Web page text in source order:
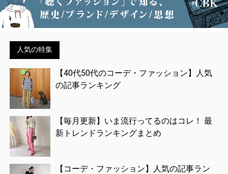
人気の特集
【40代50代のコーデ・ファッション】人気
の記事ランキング
【毎月更新】いま流行ってるのはコレ！ 最
新トレンドランキングまとめ
【コーデ・ファッション】人気の記事ラン